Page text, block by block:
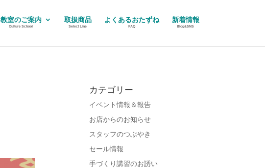
教室のご案内
Culture School
取扱商品
Select Line
よくあるおたずね
FAQ
新着情報
Blog&SNS
カテゴリー
イベント情報＆報告
お店からのお知らせ
スタッフのつぶやき
セール情報
手づくり講習のお誘い